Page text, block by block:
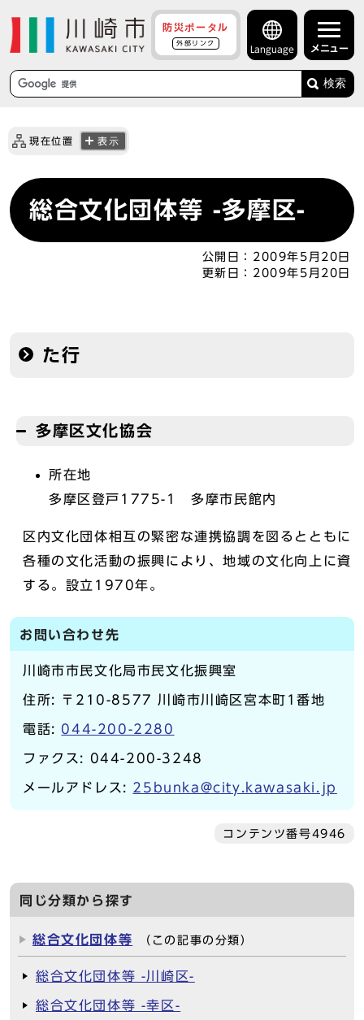
防災ポータル
外部リンク
Language メニュー
検索
現在位置 表示
総合文化団体等 -多摩区-
公開日： 2009年5月20日
更新日： 2009年5月20日
た行
多摩区文化協会
所在地
多摩区登戸1775-1 多摩市民館内
区内文化団体相互の緊密な連携協調を図るとともに
各種の文化活動の振興により、地域の文化向上に資
する。設立1970年。
お問い合わせ先
川崎市市民文化局市民文化振興室
住所: 〒210-8577 川崎市川崎区宮本町1番地
電話: 044-200-2280
ファクス: 044-200-3248
メールアドレス: 25bunka@city.kawasaki.jp
コンテンツ番号4946
同じ分類から探す
総合文化団体等 （この記事の分類）
総合文化団体等 -川崎区-
総合文化団体等 -幸区-